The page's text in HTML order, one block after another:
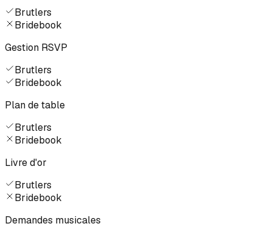
Brutlers
Bridebook
Gestion RSVP
Brutlers
Bridebook
Plan de table
Brutlers
Bridebook
Livre d'or
Brutlers
Bridebook
Demandes musicales